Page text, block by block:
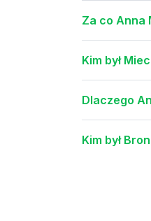
Za co Anna
Kim był
Dlaczego
Kim był